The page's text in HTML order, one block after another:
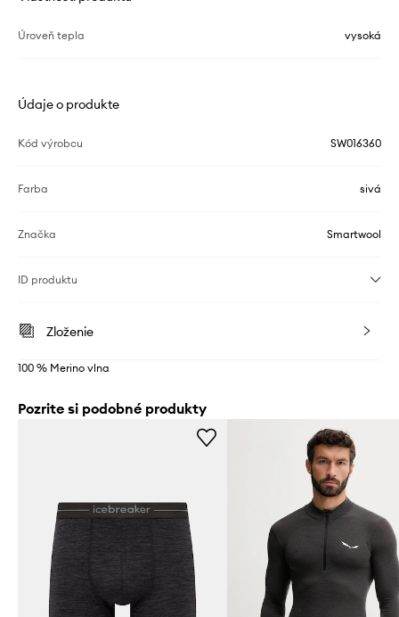
Úroveň tepla vysoká
Údaje o produkte
Kód výrobcu SW016360
Farba sivá
Značka Smartwool
ID produktu
Zloženie
100 % Merino vlna
Pozrite si podobné produkty